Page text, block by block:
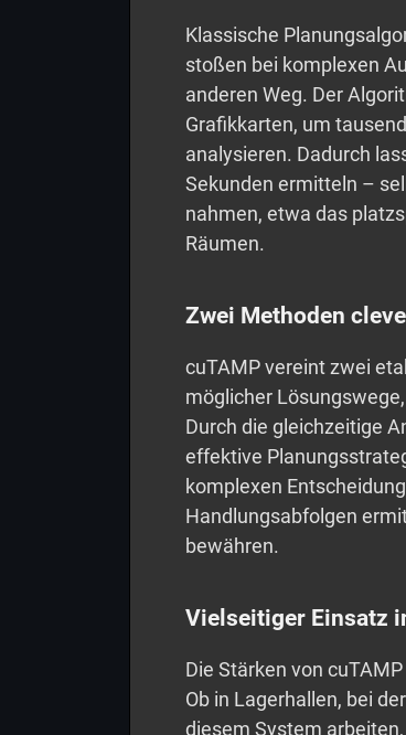
Klassische
stoßen bei komplexen
anderen Weg. Der
Grafikkarten, um
analysieren. Dadurch
Sekunden ermitteln –
nahmen, etwa das
Räumen.
Zwei Methoden
cuTAMP vereint zwei
möglicher
Durch die gleichzeitige
effektive
komplexen
Handlungsabfolgen
bewähren.
Vielseitiger Einsatz
Die Stärken von
Ob in Lagerhallen, bei
diesem System